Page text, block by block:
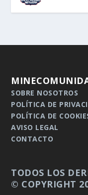
SOBRE NOSOTROS
POLÍTICA DE
POLÍTICA DE
AVISO LEGAL
CONTACTO
TODOS LOS
© COPYRIGHT